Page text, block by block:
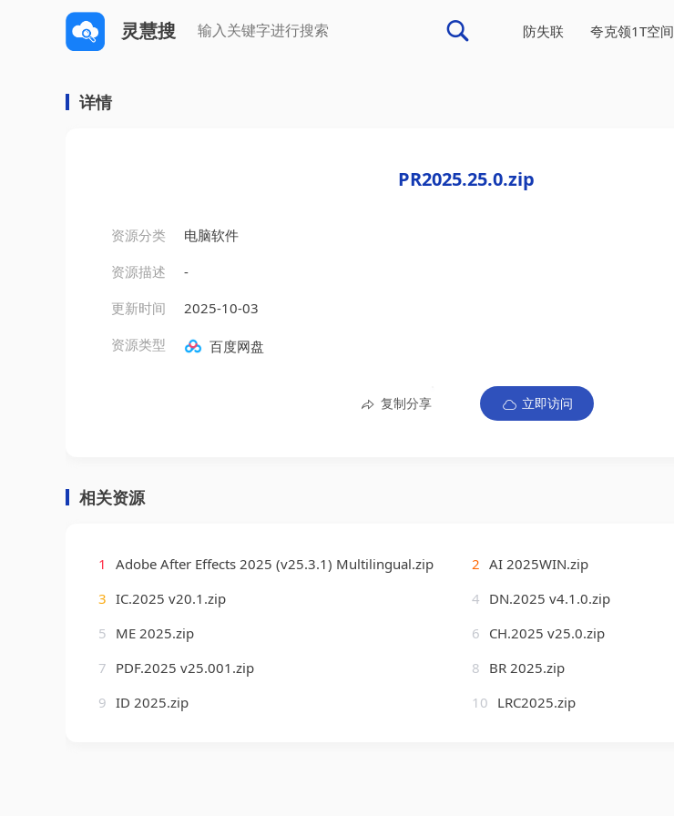
灵慧搜 防失联 夸克领1T空间
详情
PR2025.25.0.zip
资源分类
电脑软件
资源描述
-
更新时间
2025-10-03
资源类型
百度网盘
复制分享 立即访问
相关资源
1 Adobe After Effects 2025 (v25.3.1) Multilingual.zip 2 AI 2025WIN.zip
3 IC.2025 v20.1.zip 4 DN.2025 v4.1.0.zip
5 ME 2025.zip 6 CH.2025 v25.0.zip
7 PDF.2025 v25.001.zip 8 BR 2025.zip
9 ID 2025.zip 10 LRC2025.zip